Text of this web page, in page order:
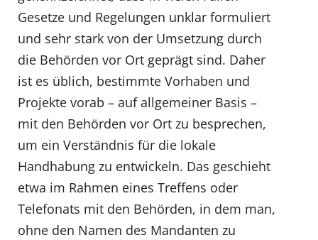
Gesetze und Regelungen unklar formuliert
und sehr stark von der Umsetzung durch
die Behörden vor Ort geprägt sind. Daher
ist es üblich, bestimmte Vorhaben und
Projekte vorab – auf allgemeiner Basis –
mit den Behörden vor Ort zu besprechen,
um ein Verständnis für die lokale
Handhabung zu entwickeln. Das geschieht
etwa im Rahmen eines Treffens oder
Telefonats mit den Behörden, in dem man,
ohne den Namen des Mandanten zu